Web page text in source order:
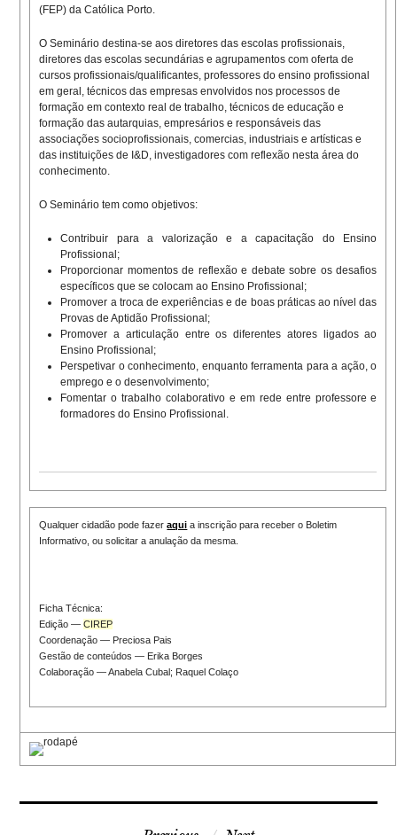
(FEP) da Católica Porto.
O Seminário destina-se aos diretores das escolas profissionais,
diretores das escolas secundárias e agrupamentos com oferta de
cursos profissionais/qualificantes, professores do ensino profissional
em geral, técnicos das empresas envolvidos nos processos de
formação em contexto real de trabalho, técnicos de educação e
formação das autarquias, empresários e responsáveis das
associações socioprofissionais, comercias, industriais e artísticas e
das instituições de I&D, investigadores com reflexão nesta área do
conhecimento.
O Seminário tem como objetivos:
Contribuir para a valorização e a capacitação do Ensino
Profissional;
Proporcionar momentos de reflexão e debate sobre os desafios
específicos que se colocam ao Ensino Profissional;
Promover a troca de experiências e de boas práticas ao nível das
Provas de Aptidão Profissional;
Promover a articulação entre os diferentes atores ligados ao
Ensino Profissional;
Perspetivar o conhecimento, enquanto ferramenta para a ação, o
emprego e o desenvolvimento;
Fomentar o trabalho colaborativo e em rede entre professore e
formadores do Ensino Profissional.
Qualquer cidadão pode fazeraqui a inscrição para receber o Boletim
Informativo, ou solicitar a anulação da mesma.
Ficha Técnica:
Edição —CIREP
Coordenação — Preciosa Pais
Gestão de conteúdos — Erika Borges
Colaboração — Anabela Cubal; Raquel Colaço